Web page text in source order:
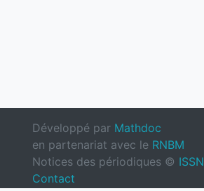
Développé par Mathdoc
en partenariat avec le RNBM
Notices des périodiques © ISSN
Contact